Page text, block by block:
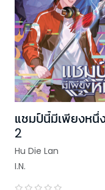
แชมป์นี้มีเพียงหนึ่
2
Hu Die Lan
I.N.